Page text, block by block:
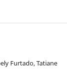
Furtado, Tatiane